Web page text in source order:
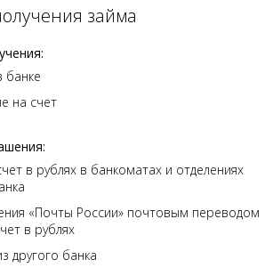
займа
банке
на счет
в рублях в банкоматах и отделениях
«Почты России» почтовым переводом
в рублях
другого банка